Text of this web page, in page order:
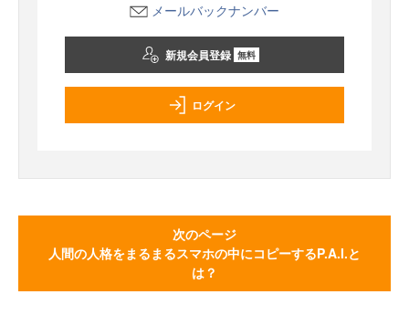
メールバックナンバー
新規会員登録 無料
ログイン
次のページ
人間の人格をまるまるスマホの中にコピーするP.A.I.と
は？